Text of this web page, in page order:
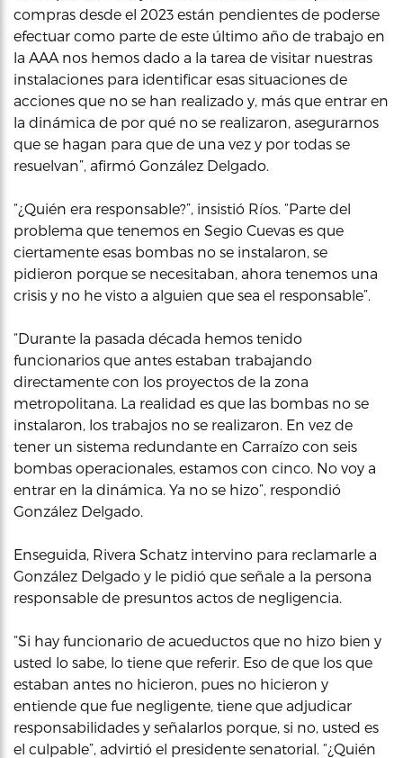
compras desde el 2023 están pendientes de poderse
efectuar como parte de este último año de trabajo en
la AAA nos hemos dado a la tarea de visitar nuestras
instalaciones para identificar esas situaciones de
acciones que no se han realizado y, más que entrar en
la dinámica de por qué no se realizaron, asegurarnos
que se hagan para que de una vez y por todas se
resuelvan”, afirmó González Delgado.
“¿Quién era responsable?”, insistió Ríos. “Parte del
problema que tenemos en Segio Cuevas es que
ciertamente esas bombas no se instalaron, se
pidieron porque se necesitaban, ahora tenemos una
crisis y no he visto a alguien que sea el responsable”.
“Durante la pasada década hemos tenido
funcionarios que antes estaban trabajando
directamente con los proyectos de la zona
metropolitana. La realidad es que las bombas no se
instalaron, los trabajos no se realizaron. En vez de
tener un sistema redundante en Carraízo con seis
bombas operacionales, estamos con cinco. No voy a
entrar en la dinámica. Ya no se hizo”, respondió
González Delgado.
Enseguida, Rivera Schatz intervino para reclamarle a
González Delgado y le pidió que señale a la persona
responsable de presuntos actos de negligencia.
“Si hay funcionario de acueductos que no hizo bien y
usted lo sabe, lo tiene que referir. Eso de que los que
estaban antes no hicieron, pues no hicieron y
entiende que fue negligente, tiene que adjudicar
responsabilidades y señalarlos porque, si no, usted es
el culpable”, advirtió el presidente senatorial. “¿Quién